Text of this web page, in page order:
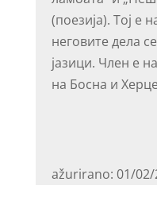
(поезија). Тој е
неговите дела
јазици. Член е
на Босна и
ažurirano: 01/02/